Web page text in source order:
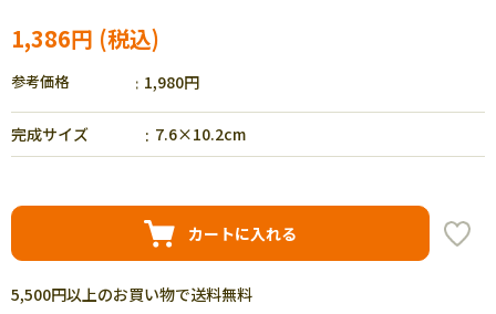
1,386円
参考価格 1,980円
完成サイズ 7.6×10.2cm
カートに入れる
5,500円以上のお買い物で送料無料